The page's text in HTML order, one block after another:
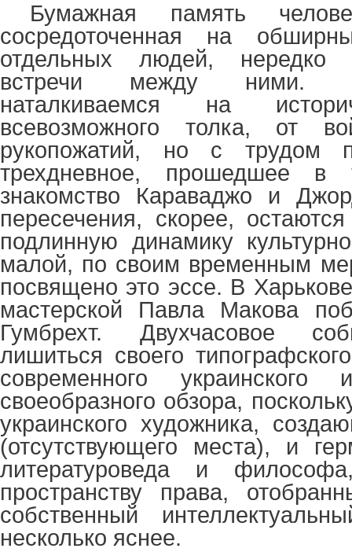
Бумажная память
сосредоточенная на
отдельных людей, нередко
встречи между ними.
наталкиваемся на
всевозможного толка, от
рукопожатий, но с трудом
трехдневное, прошедшее в
знакомство Караваджо и
пересечения, скорее,
подлинную динамику
малой, по своим временным
посвящено это эссе. В
мастерской Павла Макова
Гумбрехт. Двухчасовое
лишиться своего
современного украинского
своеобразного обзора,
украинского художника,
(отсутствующего места), и
литературоведа и
пространству права,
собственный
несколько яснее.